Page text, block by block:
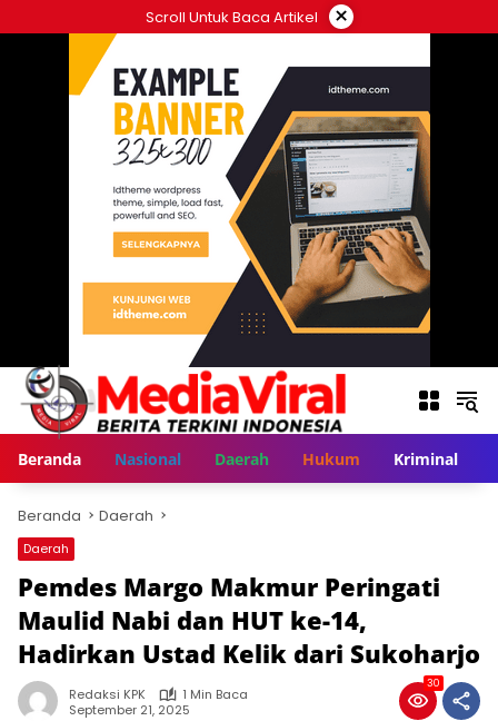
ke
Scroll Untuk Baca Artikel ×
Beranda Nasional Daerah Hukum Kriminal
Beranda Daerah
Daerah
Pemdes Margo Makmur Peringati
Maulid Nabi dan HUT ke-14,
Hadirkan Ustad Kelik dari Sukoharjo
Redaksi KPK
1 Min Baca
September 21, 2025
30